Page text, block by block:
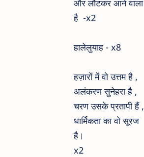
और लौटकर आने वाला
है -x2
हालेलुयाह - x8
हज़ारों में वो उत्तम है ,
अलंकरण सुनेहरा है ,
चरण उसके प्रतापी हैं ,
धार्मिकता का वो सूरज
है।
x2